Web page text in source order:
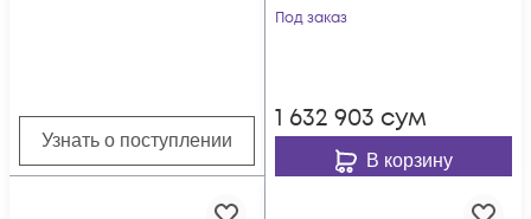
Узнать о поступлении
Под заказ
1 632 903 сум
В корзину